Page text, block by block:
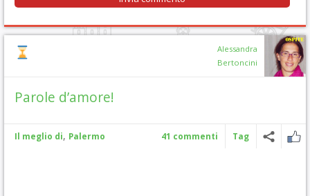
Alessandra
Bertoncini
Parole d’amore!
Il meglio di, Palermo 41 commenti Tag